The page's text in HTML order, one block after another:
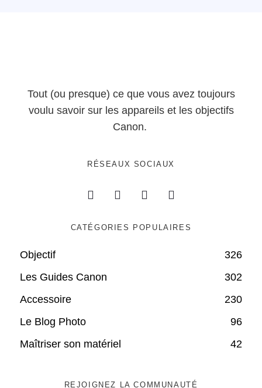
Tout (ou presque) ce que vous avez toujours
voulu savoir sur les appareils et les objectifs
Canon.
RÉSEAUX SOCIAUX
CATÉGORIES POPULAIRES
Objectif
326
Les Guides Canon
302
Accessoire
230
Le Blog Photo
96
Maîtriser son matériel
42
REJOIGNEZ LA COMMUNAUTÉ